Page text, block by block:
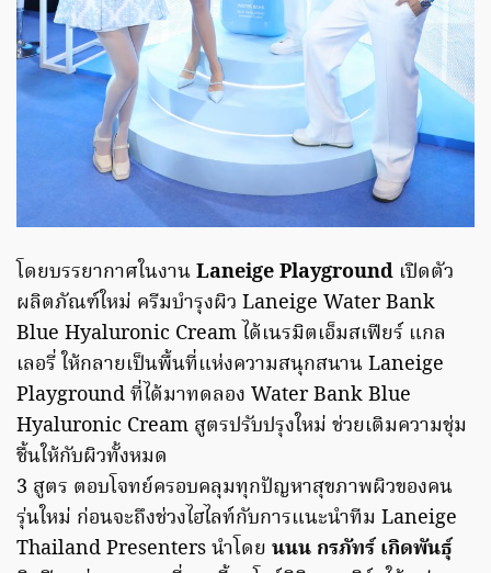
โดยบรรยากาศในงานLaneige Playground เปิดตัว
ผลิตภัณฑ์ใหม่ ครีมบำรุงผิว Laneige Water Bank
Blue Hyaluronic Cream ได้เนรมิตเอ็มสเฟียร์ แกล
เลอรี่ ให้กลายเป็นพื้นที่แห่งความสนุกสนาน Laneige
Playground ที่ได้มาทดลอง Water Bank Blue
Hyaluronic Cream สูตรปรับปรุงใหม่ ช่วยเติมความชุ่ม
ชื้นให้กับผิวทั้งหมด
3 สูตร ตอบโจทย์ครอบคลุมทุกปัญหาสุขภาพผิวของคน
รุ่นใหม่ ก่อนจะถึงช่วงไฮไลท์กับการแนะนำทีม Laneige
Thailand Presenters นำโดย นนน กรภัทร์ เกิดพันธุ์